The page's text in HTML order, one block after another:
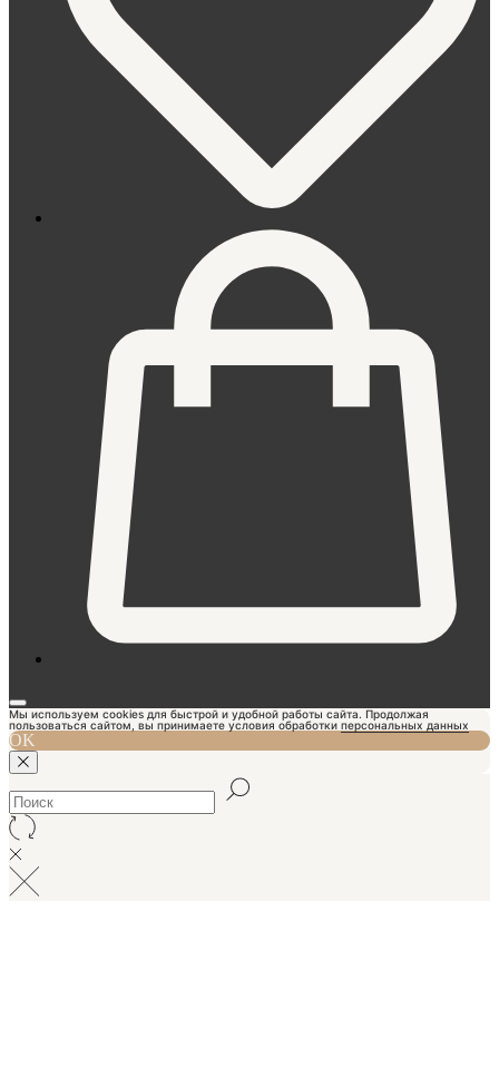
Мы используем cookies для быстрой и удобной работы сайта. Продолжая
пользоваться сайтом, вы принимаете условия обработки персональных данных
OK